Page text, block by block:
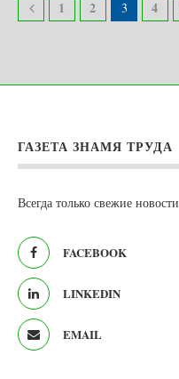
1 2 3 4
ГАЗЕТА ЗНАМЯ ТРУДА
Всегда только свежие новости
FACEBOOK
LINKEDIN
EMAIL